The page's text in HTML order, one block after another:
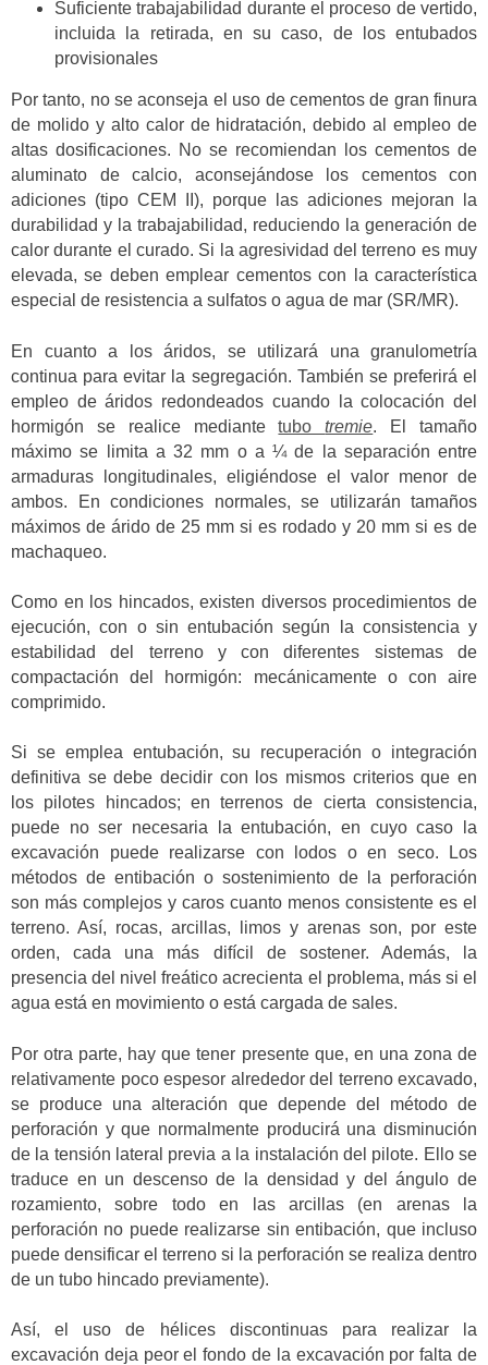
Suficiente trabajabilidad durante el proceso de vertido,
incluida la retirada, en su caso, de los entubados
provisionales
Por tanto, no se aconseja el uso de cementos de gran finura
de molido y alto calor de hidratación, debido al empleo de
altas dosificaciones. No se recomiendan los cementos de
aluminato de calcio, aconsejándose los cementos con
adiciones (tipo CEM II), porque las adiciones mejoran la
durabilidad y la trabajabilidad, reduciendo la generación de
calor durante el curado. Si la agresividad del terreno es muy
elevada, se deben emplear cementos con la característica
especial de resistencia a sulfatos o agua de mar (SR/MR).
En cuanto a los áridos, se utilizará una granulometría
continua para evitar la segregación. También se preferirá el
empleo de áridos redondeados cuando la colocación del
hormigón se realice mediantetubotremie. El tamaño
máximo se limita a 32 mm o a ¼ de la separación entre
armaduras longitudinales, eligiéndose el valor menor de
ambos. En condiciones normales, se utilizarán tamaños
máximos de árido de 25 mm si es rodado y 20 mm si es de
machaqueo.
Como en los hincados, existen diversos procedimientos de
ejecución, con o sin entubación según la consistencia y
estabilidad del terreno y con diferentes sistemas de
compactación del hormigón: mecánicamente o con aire
comprimido.
Si se emplea entubación, su recuperación o integración
definitiva se debe decidir con los mismos criterios que en
los pilotes hincados; en terrenos de cierta consistencia,
puede no ser necesaria la entubación, en cuyo caso la
excavación puede realizarse con lodos o en seco. Los
métodos de entibación o sostenimiento de la perforación
son más complejos y caros cuanto menos consistente es el
terreno. Así, rocas, arcillas, limos y arenas son, por este
orden, cada una más difícil de sostener. Además, la
presencia del nivel freático acrecienta el problema, más si el
agua está en movimiento o está cargada de sales.
Por otra parte, hay que tener presente que, en una zona de
relativamente poco espesor alrededor del terreno excavado,
se produce una alteración que depende del método de
perforación y que normalmente producirá una disminución
de la tensión lateral previa a la instalación del pilote. Ello se
traduce en un descenso de la densidad y del ángulo de
rozamiento, sobre todo en las arcillas (en arenas la
perforación no puede realizarse sin entibación, que incluso
puede densificar el terreno si la perforación se realiza dentro
de un tubo hincado previamente).
Así, el uso de hélices discontinuas para realizar la
excavación deja peor el fondo de la excavación por falta de